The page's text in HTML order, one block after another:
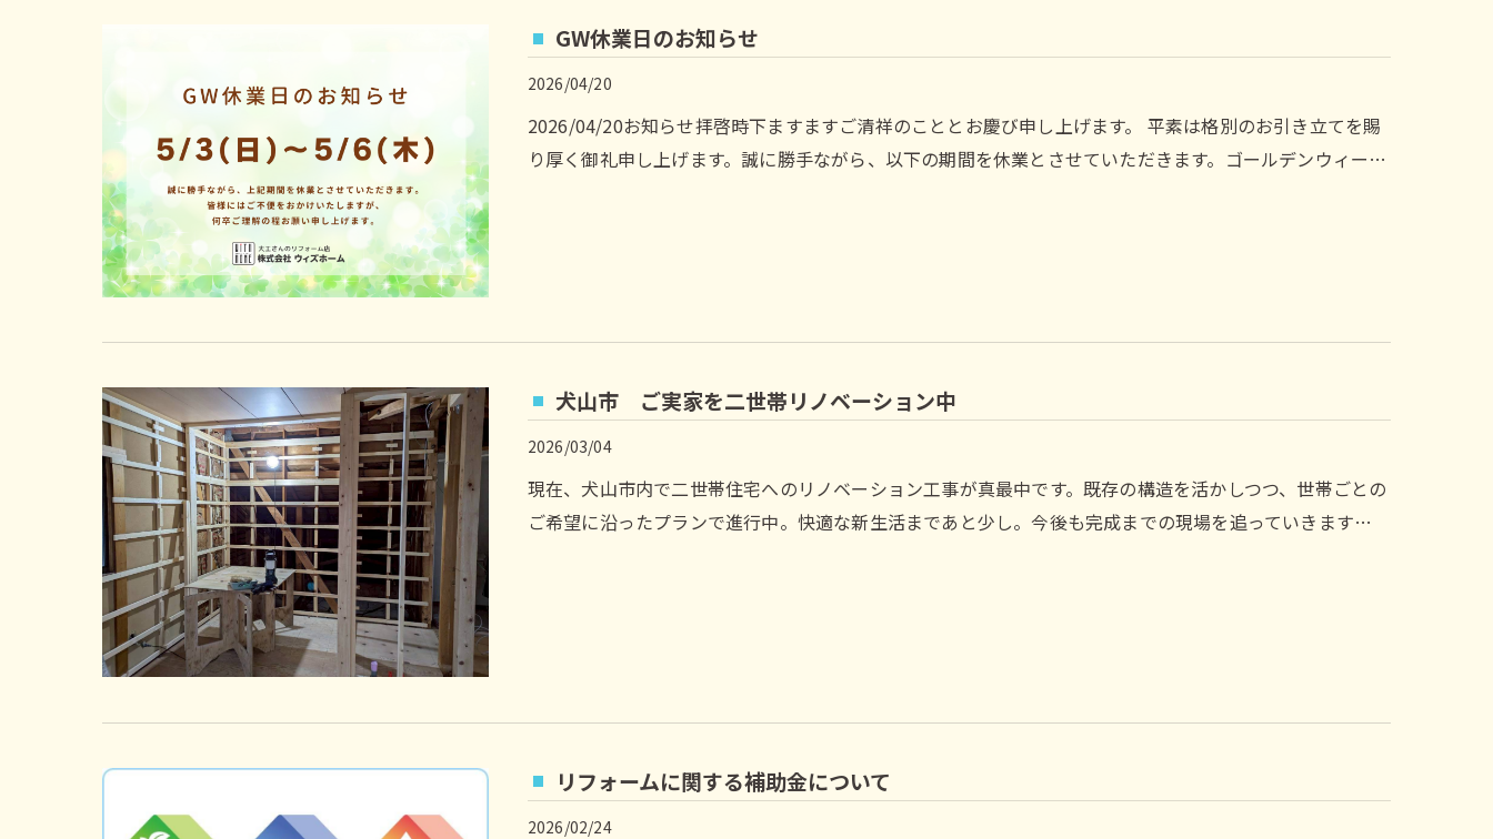
GW休業日のお知らせ
2026/04/20
2026/04/20お知らせ拝啓時下ますますご清祥のこととお慶び申し上げます。 平素は格別のお引き立てを賜
り厚く御礼申し上げます。誠に勝手ながら、以下の期間を休業とさせていただきます。ゴールデンウィー…
犬山市 ご実家を二世帯リノベーション中
2026/03/04
現在、犬山市内で二世帯住宅へのリノベーション工事が真最中です。既存の構造を活かしつつ、世帯ごとの
ご希望に沿ったプランで進行中。快適な新生活まであと少し。今後も完成までの現場を追っていきます…
リフォームに関する補助金について
2026/02/24